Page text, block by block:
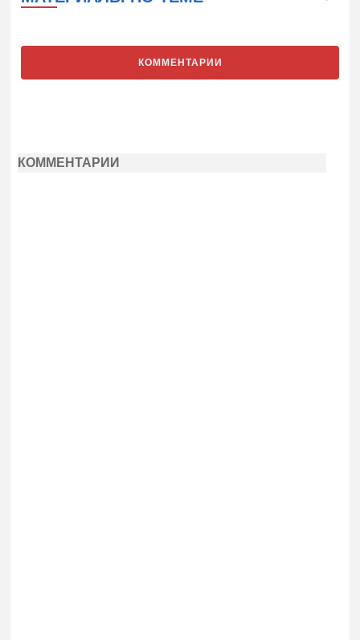
КОММЕНТАРИИ
КОММЕНТАРИИ